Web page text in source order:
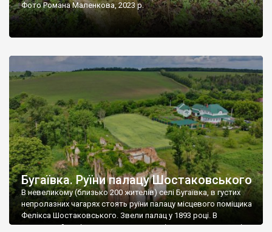
Фото Романа Маленкова, 2023 р.
Бугаївка. Руїни палацу Шостаковського
В невеликому (близько 200 жителів) селі Бугаївка, в густих
непролазних чагарях стоять руїни палацу місцевого поміщика
Фелікса Шостаковського. Звели палац у 1893 році. В
радянський період у ньому спочатку містилася школа, потім